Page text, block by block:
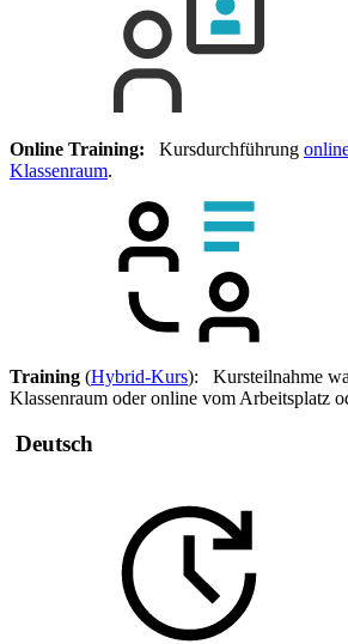
Online Training: Kursdurchführung
Klassenraum.
Training (Hybrid-Kurs): Kursteilnahme
Klassenraum oder online vom Arbeitsplatz
Deutsch